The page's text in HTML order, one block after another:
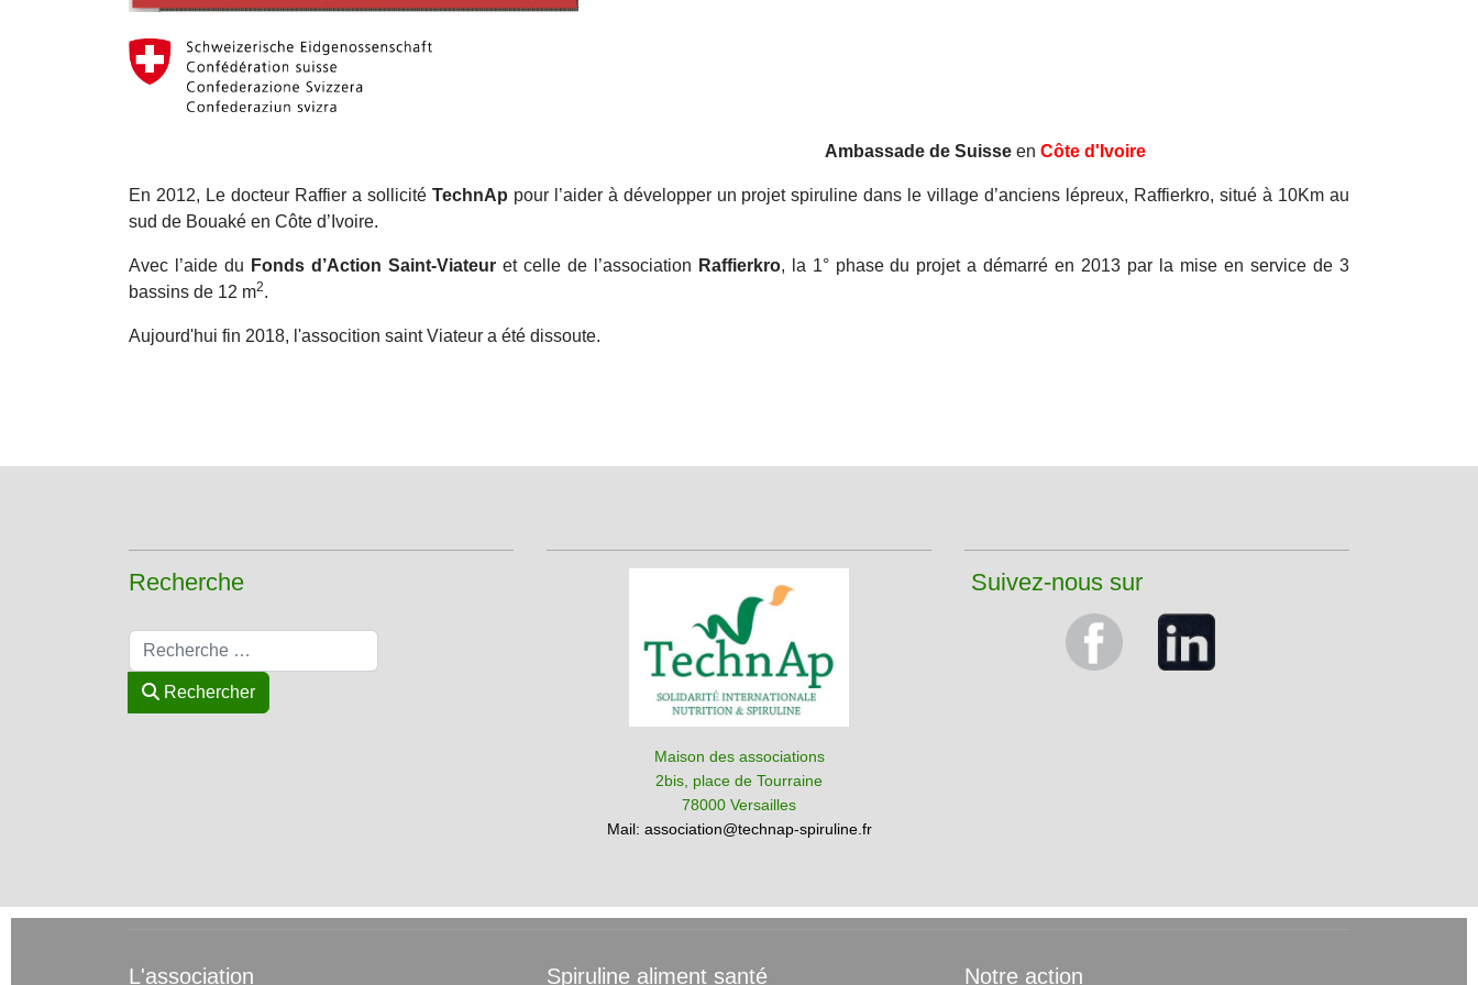
Ambassade de Suisseen Côte d'Ivoire
En 2012, Le docteur Raffier a sollicité TechnAp pour l’aider à développer un projet spiruline dans le village d’anciens lépreux, Raffierkro, situé à 10Km au
sud de Bouaké en Côte d’Ivoire.
Avec l’aide du Fonds d’Action Saint-Viateur et celle de l’association Raffierkro, la 1° phase du projet a démarré en 2013 par la mise en service de 3
bassins de 12 m2.
Aujourd'hui fin 2018, l'assocition saint Viateur a été dissoute.
Recherche
Rechercher
Rechercher
Maison des associations
2bis, place de Tourraine
78000 Versailles
Mail: association@technap-spiruline.fr
Suivez-nous sur
L'association Spiruline aliment santé Notre action